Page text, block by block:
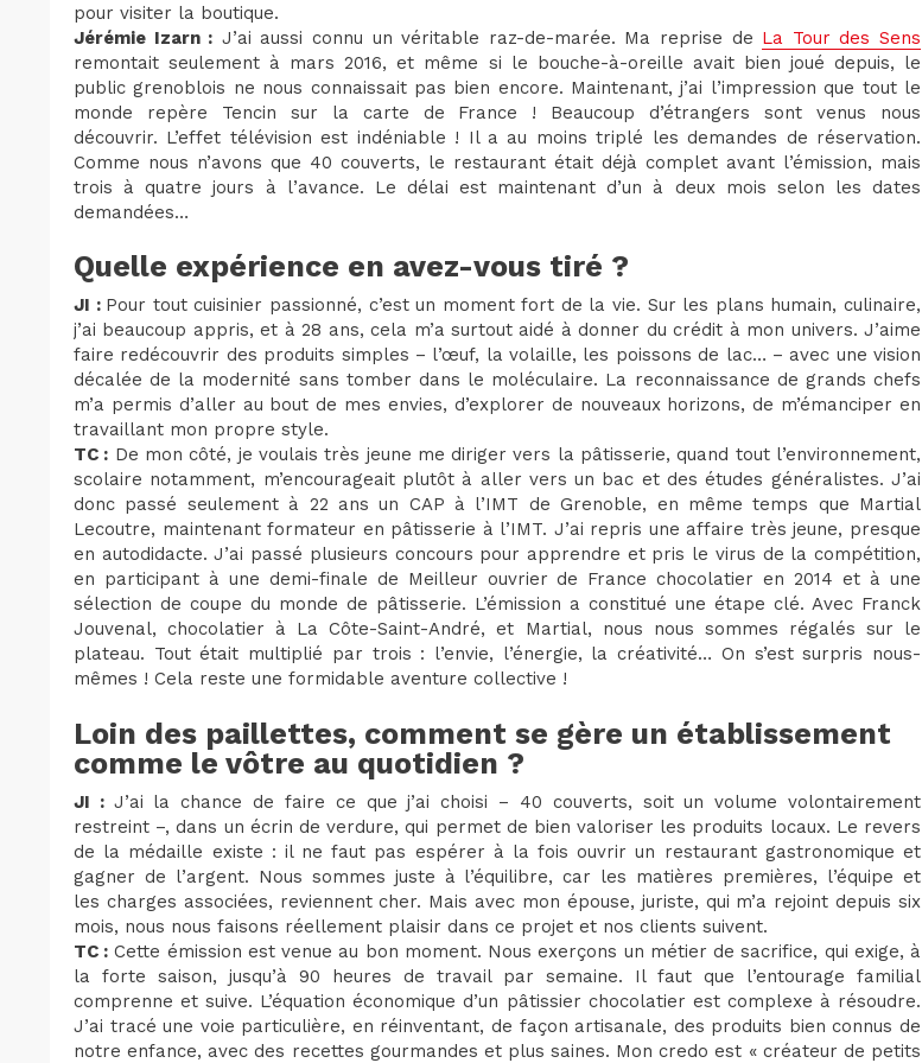
pour visiter la boutique.
Jérémie Izarn : J’ai aussi connu un véritable raz-de-marée. Ma reprise de La Tour des Sens
remontait seulement à mars 2016, et même si le bouche-à-oreille avait bien joué depuis, le
public grenoblois ne nous connaissait pas bien encore. Maintenant, j’ai l’impression que tout le
monde repère Tencin sur la carte de France ! Beaucoup d’étrangers sont venus nous
découvrir. L’effet télévision est indéniable ! Il a au moins triplé les demandes de réservation.
Comme nous n’avons que 40 couverts, le restaurant était déjà complet avant l’émission, mais
trois à quatre jours à l’avance. Le délai est maintenant d’un à deux mois selon les dates
demandées…
Quelle expérience en avez-vous tiré ?
JI : Pour tout cuisinier passionné, c’est un moment fort de la vie. Sur les plans humain, culinaire,
j’ai beaucoup appris, et à 28 ans, cela m’a surtout aidé à donner du crédit à mon univers. J’aime
faire redécouvrir des produits simples – l’œuf, la volaille, les poissons de lac… – avec une vision
décalée de la modernité sans tomber dans le moléculaire. La reconnaissance de grands chefs
m’a permis d’aller au bout de mes envies, d’explorer de nouveaux horizons, de m’émanciper en
travaillant mon propre style.
TC : De mon côté, je voulais très jeune me diriger vers la pâtisserie, quand tout l’environnement,
scolaire notamment, m’encourageait plutôt à aller vers un bac et des études généralistes. J’ai
donc passé seulement à 22 ans un CAP à l’IMT de Grenoble, en même temps que Martial
Lecoutre, maintenant formateur en pâtisserie à l’IMT. J’ai repris une affaire très jeune, presque
en autodidacte. J’ai passé plusieurs concours pour apprendre et pris le virus de la compétition,
en participant à une demi-finale de Meilleur ouvrier de France chocolatier en 2014 et à une
sélection de coupe du monde de pâtisserie. L’émission a constitué une étape clé. Avec Franck
Jouvenal, chocolatier à La Côte-Saint-André, et Martial, nous nous sommes régalés sur le
plateau. Tout était multiplié par trois : l’envie, l’énergie, la créativité… On s’est surpris nous-
mêmes ! Cela reste une formidable aventure collective !
Loin des paillettes, comment se gère un établissement
comme le vôtre au quotidien ?
JI : J’ai la chance de faire ce que j’ai choisi – 40 couverts, soit un volume volontairement
restreint –, dans un écrin de verdure, qui permet de bien valoriser les produits locaux. Le revers
de la médaille existe : il ne faut pas espérer à la fois ouvrir un restaurant gastronomique et
gagner de l’argent. Nous sommes juste à l’équilibre, car les matières premières, l’équipe et
les charges associées, reviennent cher. Mais avec mon épouse, juriste, qui m’a rejoint depuis six
mois, nous nous faisons réellement plaisir dans ce projet et nos clients suivent.
TC : Cette émission est venue au bon moment. Nous exerçons un métier de sacrifice, qui exige, à
la forte saison, jusqu’à 90 heures de travail par semaine. Il faut que l’entourage familial
comprenne et suive. L’équation économique d’un pâtissier chocolatier est complexe à résoudre.
J’ai tracé une voie particulière, en réinventant, de façon artisanale, des produits bien connus de
notre enfance, avec des recettes gourmandes et plus saines. Mon credo est « créateur de petits